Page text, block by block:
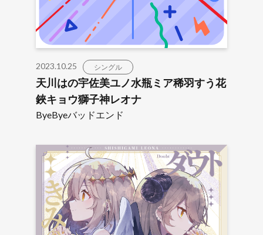
2023.10.25 シングル
天川はの宇佐美ユノ水瓶ミア稀羽すう花
鋏キョウ獅子神レオナ
ByeByeバッドエンド